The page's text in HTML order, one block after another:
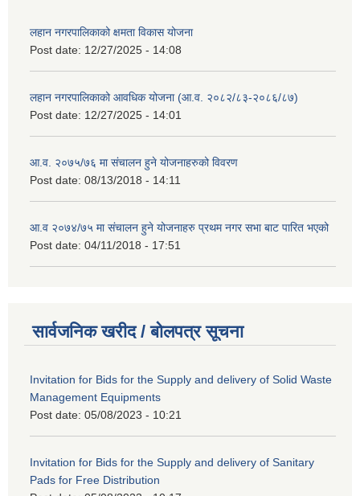
लहान नगरपालिकाको क्षमता विकास योजना
Post date: 12/27/2025 - 14:08
लहान नगरपालिकाको आवधिक योजना (आ.व. २०८२/८३-२०८६/८७)
Post date: 12/27/2025 - 14:01
आ.व. २०७५/७६ मा संचालन हुने योजनाहरुको विवरण
Post date: 08/13/2018 - 14:11
आ.व २०७४/७५ मा संचालन हुने योजनाहरु प्रथम नगर सभा बाट पारित भएको
Post date: 04/11/2018 - 17:51
सार्वजनिक खरीद / बोलपत्र सूचना
Invitation for Bids for the Supply and delivery of Solid Waste
Management Equipments
Post date: 05/08/2023 - 10:21
Invitation for Bids for the Supply and delivery of Sanitary
Pads for Free Distribution